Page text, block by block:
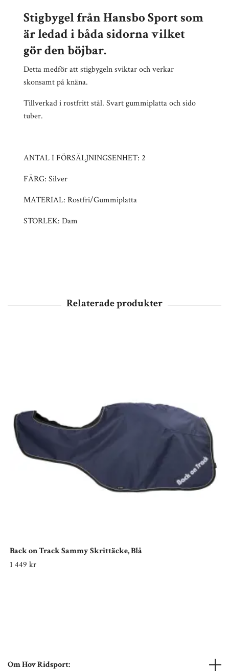
Stigbygel från Hansbo Sport som
är ledad i båda sidorna vilket
gör den böjbar.
Detta medför att stigbygeln sviktar och verkar
skonsamt på knäna.
Tillverkad i rostfritt stål. Svart gummiplatta och sido
tuber.
ANTAL I FÖRSÄLJNINGSENHET: 2
FÄRG: Silver
MATERIAL: Rostfri/Gummiplatta
STORLEK: Dam
Back on Track Sammy Skrittäcke, Blå
1 449 kr
Om Hov Ridsport: